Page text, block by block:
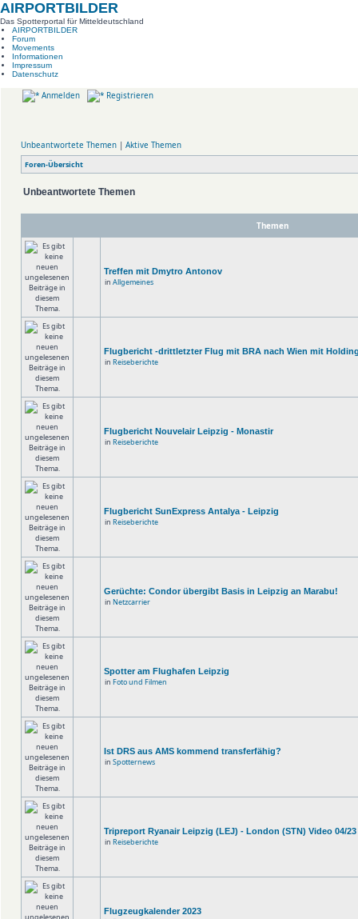
AIRPORTBILDER
Das Spotterportal für Mitteldeutschland
AIRPORTBILDER
Forum
Movements
Informationen
Impressum
Datenschutz
Anmelden Registrieren
Unbeantwortete Themen | Aktive Themen
Foren-Übersicht
Unbeantwortete Themen
Themen
Treffen mit Dmytro Antonov
in Allgemeines
Flugbericht -drittletzter Flug mit BRA nach Wien mit
in Reiseberichte
Flugbericht Nouvelair Leipzig - Monastir
in Reiseberichte
Flugbericht SunExpress Antalya - Leipzig
in Reiseberichte
Gerüchte: Condor übergibt Basis in Leipzig an Marabu!
in Netzcarrier
Spotter am Flughafen Leipzig
in Foto und Filmen
Ist DRS aus AMS kommend transferfähig?
in Spotternews
Tripreport Ryanair Leipzig (LEJ) - London (STN) Video 04/23
in Reiseberichte
Flugzeugkalender 2023